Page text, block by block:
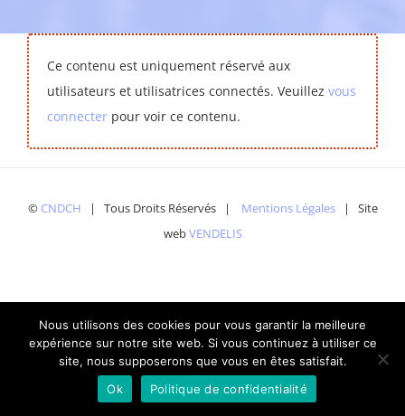
Ce contenu est uniquement réservé aux
utilisateurs et utilisatrices connectés. Veuillez vous
connecter pour voir ce contenu.
© CNDCH | Tous Droits Réservés | Mentions Légales| Site
webVENDELIS
Nous utilisons des cookies pour vous garantir la meilleure
expérience sur notre site web. Si vous continuez à utiliser ce
site, nous supposerons que vous en êtes satisfait.
Ok
Politique de confidentialité